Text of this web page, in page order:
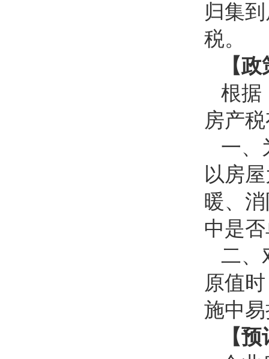
归集
税。
【
根据
房产
一、
以房
暖、
中是
二、
原值
施中
【